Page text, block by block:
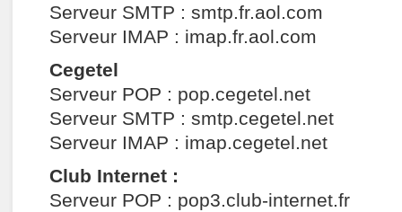
Serveur SMTP : smtp.fr.aol.com
Serveur IMAP : imap.fr.aol.com
Cegetel
Serveur POP : pop.cegetel.net
Serveur SMTP : smtp.cegetel.net
Serveur IMAP : imap.cegetel.net
Club Internet :
Serveur POP : pop3.club-internet.fr